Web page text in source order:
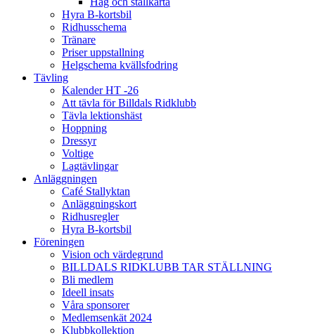
Hyra B-kortsbil
Ridhusschema
Tränare
Priser uppstallning
Helgschema kvällsfodring
Tävling
Kalender HT -26
Att tävla för Billdals Ridklubb
Tävla lektionshäst
Hoppning
Dressyr
Voltige
Lagtävlingar
Anläggningen
Café Stallyktan
Anläggningskort
Ridhusregler
Hyra B-kortsbil
Föreningen
Vision och värdegrund
BILLDALS RIDKLUBB TAR STÄLLNING
Bli medlem
Ideell insats
Våra sponsorer
Medlemsenkät 2024
Klubbkollektion